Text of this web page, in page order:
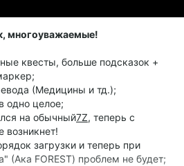
многоуважаемые!
квесты, больше подсказок +
(Медицины и тд.);
одно целое;
на обычный7Z, теперь с
возникнет!
загрузки и теперь при
(Ака FOREST) проблем не будет;